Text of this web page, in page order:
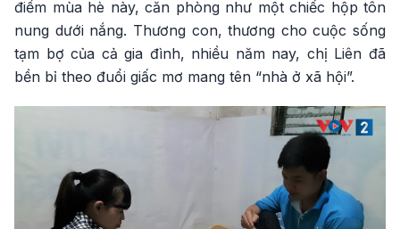
điểm mùa hè này, căn phòng như một chiếc hộp tôn
nung dưới nắng. Thương con, thương cho cuộc sống
tạm bợ của cả gia đình, nhiều năm nay, chị Liên đã
bền bỉ theo đuổi giấc mơ mang tên “nhà ở xã hội”.